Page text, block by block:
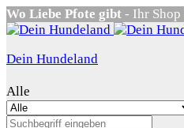
Wo Liebe Pfote gibt - Ihr
Dein Hundeland
Alle